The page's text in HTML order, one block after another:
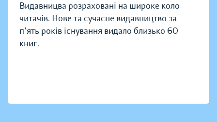
Видавницва розраховані на широке коло
читачів. Нове та сучасне видавництво за
п'ять років існування видало близько 60
книг.